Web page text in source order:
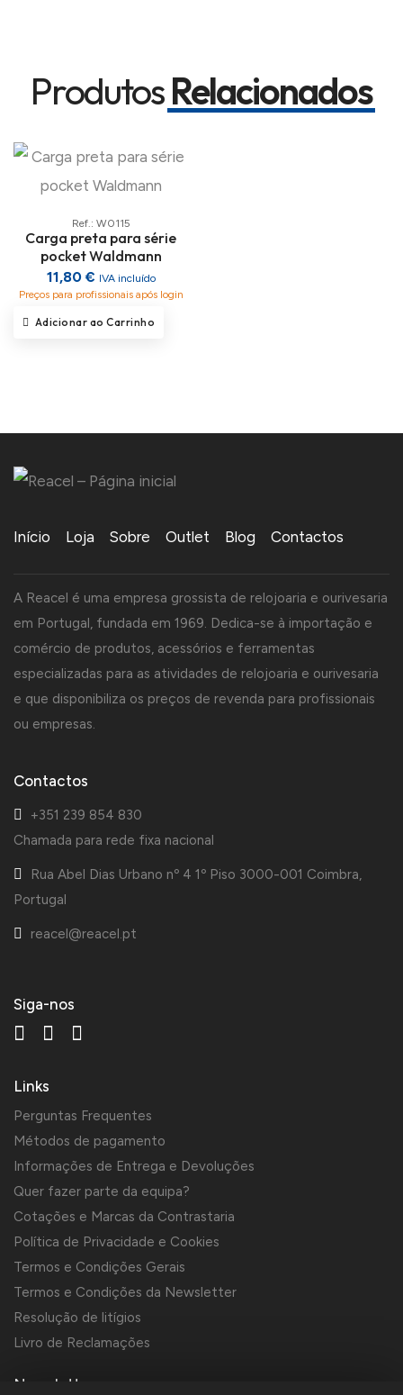
ProdutosRelacionados
Ref.: W0115
Carga preta para série
pocket Waldmann
11,80 € IVA incluído
Preços para profissionais após login
Adicionar ao Carrinho
Início Loja Sobre Outlet Blog Contactos
A Reacel é uma empresa grossista de relojoaria e ourivesaria
em Portugal, fundada em 1969. Dedica-se à importação e
comércio de produtos, acessórios e ferramentas
especializadas para as atividades de relojoaria e ourivesaria
e que disponibiliza os preços de revenda para profissionais
ou empresas.
Contactos
+351 239 854 830
Chamada para rede fixa nacional
Rua Abel Dias Urbano nº 4 1º Piso 3000-001 Coimbra,
Portugal
reacel@reacel.pt
Siga-nos
Links
Perguntas Frequentes
Métodos de pagamento
Informações de Entrega e Devoluções
Quer fazer parte da equipa?
Cotações e Marcas da Contrastaria
Política de Privacidade e Cookies
Termos e Condições Gerais
Termos e Condições da Newsletter
Resolução de litígios
Livro de Reclamações
Newsletter